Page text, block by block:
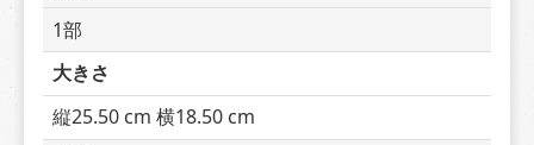
1部
大きさ
縦25.50 cm 横18.50 cm